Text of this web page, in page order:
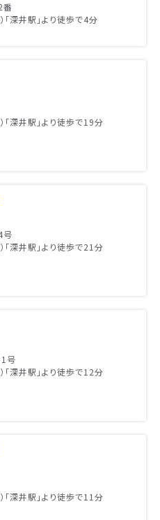
番
深井駅」より徒歩で4分
深井駅」より徒歩で19分
号
深井駅」より徒歩で21分
号
深井駅」より徒歩で12分
深井駅」より徒歩で11分